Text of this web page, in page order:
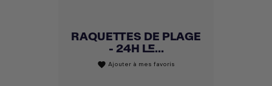
RAQUETTES DE PLAGE
- 24H LE...
favorite Ajouter à mes favoris